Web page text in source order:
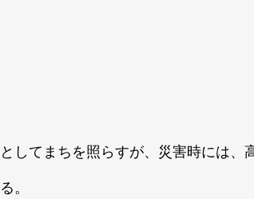
してまちを照らすが、災害時には、
。